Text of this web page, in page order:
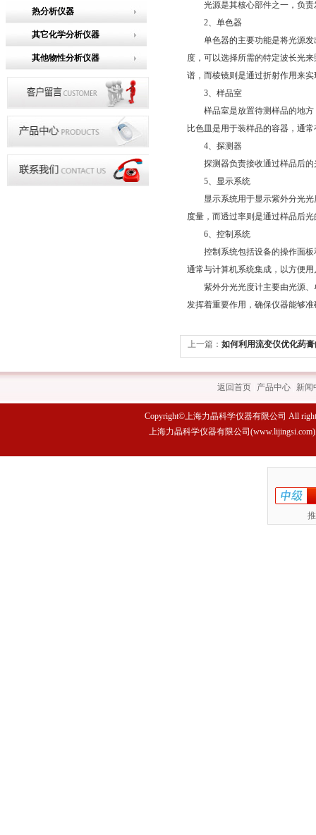
热分析仪器
其它化学分析仪器
其他物性分析仪器
光源是其核心部件之一，负责
2、单色器
单色器的主要功能是将光源发
度，可以选择所需的特定波长光
谱，而棱镜则是通过折射作用来
3、样品室
样品室是放置待测样品的地方
比色皿是用于装样品的容器，通
4、探测器
探测器负责接收通过样品后的
5、显示系统
显示系统用于显示紫外分光光
度量，而透过率则是通过样品后
6、控制系统
控制系统包括设备的操作面板
通常与计算机系统集成，以方便
紫外分光光度计主要由光源、
发挥着重要作用，确保仪器能够
上一篇： 如何利用流变仪优化药
返回首页 产品中心 新闻
Copyright©上海力晶科学仪器有限公司 All
上海力晶科学仪器有限公司